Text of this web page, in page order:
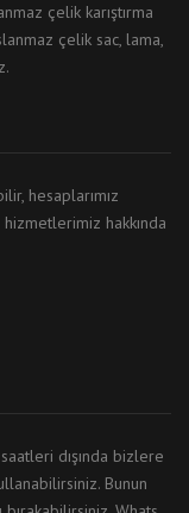
çelik karıştırma
çelik sac, lama,
hesaplarımız
hakkında
dışında bizlere
Bunun